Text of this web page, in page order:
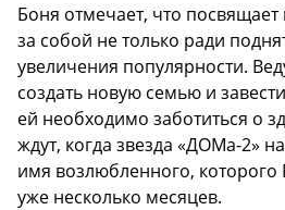
Боня отмечает, что
за собой не только ради
увеличения популярности.
создать новую семью и
ей необходимо заботиться о
ждут, когда звезда «ДОМа-2»
имя возлюбленного, которого
уже несколько месяцев.